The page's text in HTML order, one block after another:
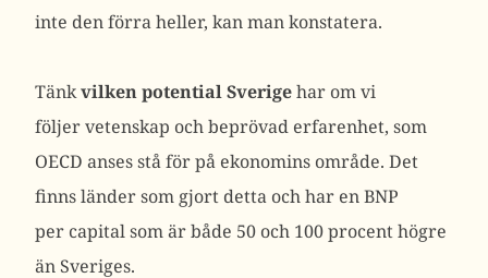
inte den förra heller, kan man konstatera.
Tänkvilken potential Sverigehar om vi
följer vetenskap och beprövad erfarenhet, som
OECD anses stå för på ekonomins område. Det
finns länder som gjort detta och har en BNP
per capital som är både 50 och 100 procent högre
än Sveriges.